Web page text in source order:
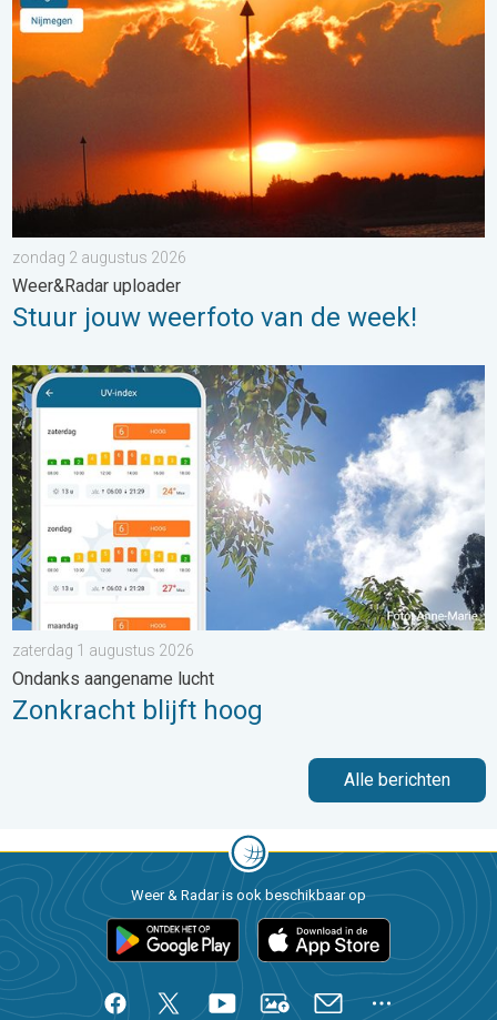
zondag 2 augustus 2026
Weer&Radar uploader
Stuur jouw weerfoto van de week!
Zonkracht blijft hoog. Ondanks aangename lucht. . . zaterdag
zaterdag 1 augustus 2026
Ondanks aangename lucht
Zonkracht blijft hoog
Alle berichten
Weer & Radar is ook beschikbaar op